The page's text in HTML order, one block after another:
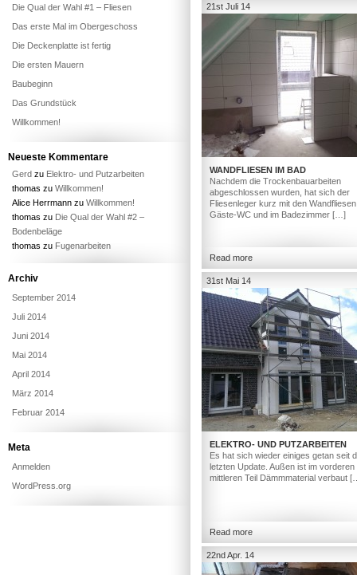
21st Juli 14
WANDFLIESEN IM BAD
Nachdem die Trockenbauarbeiten
abgeschlossen wurden, hat sich der
Fliesenleger kurz mit den
Gäste-WC und im Badezimmer […]
Read more
31st Mai 14
ELEKTRO- UND PUTZARBEITEN
Es hat sich wieder einiges getan seit
letzten Update. Außen ist im vorderen
mittleren Teil Dämmmaterial verbaut
Read more
22nd Apr. 14
Die Qual der Wahl #1 – Fliesen
Das erste Mal im Obergeschoss
Die Deckenplatte ist fertig
Die ersten Mauern
Baubeginn
Das Grundstück
Willkommen!
Neueste Kommentare
Gerd zu Elektro- und Putzarbeiten
thomas zu Willkommen!
Alice Herrmann zu Willkommen!
thomas zu Die Qual der Wahl #2 –
Bodenbeläge
thomas zu Fugenarbeiten
Archiv
September 2014
Juli 2014
Juni 2014
Mai 2014
April 2014
März 2014
Februar 2014
Meta
Anmelden
WordPress.org